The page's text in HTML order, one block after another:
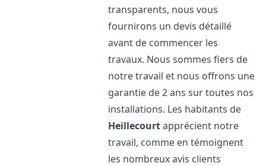
transparents, nous vous
fournirons un devis détaillé
avant de commencer les
travaux. Nous sommes fiers de
notre travail et nous offrons une
garantie de 2 ans sur toutes nos
installations. Les habitants de
Heillecourtapprécient notre
travail, comme en témoignent
les nombreux avis clients